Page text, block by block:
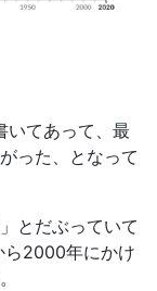
いてあって、最
った、となって
とだぶっていて
ら2000年にかけ